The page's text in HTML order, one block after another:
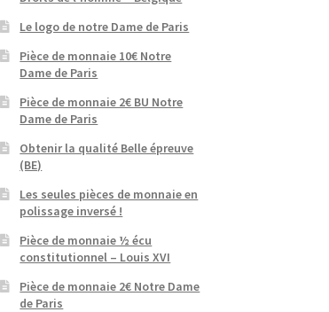
Le logo de notre Dame de Paris
Pièce de monnaie 10€ Notre
Dame de Paris
Pièce de monnaie 2€ BU Notre
Dame de Paris
Obtenir la qualité Belle épreuve
(BE)
Les seules pièces de monnaie en
polissage inversé !
Pièce de monnaie ½ écu
constitutionnel – Louis XVI
Pièce de monnaie 2€ Notre Dame
de Paris